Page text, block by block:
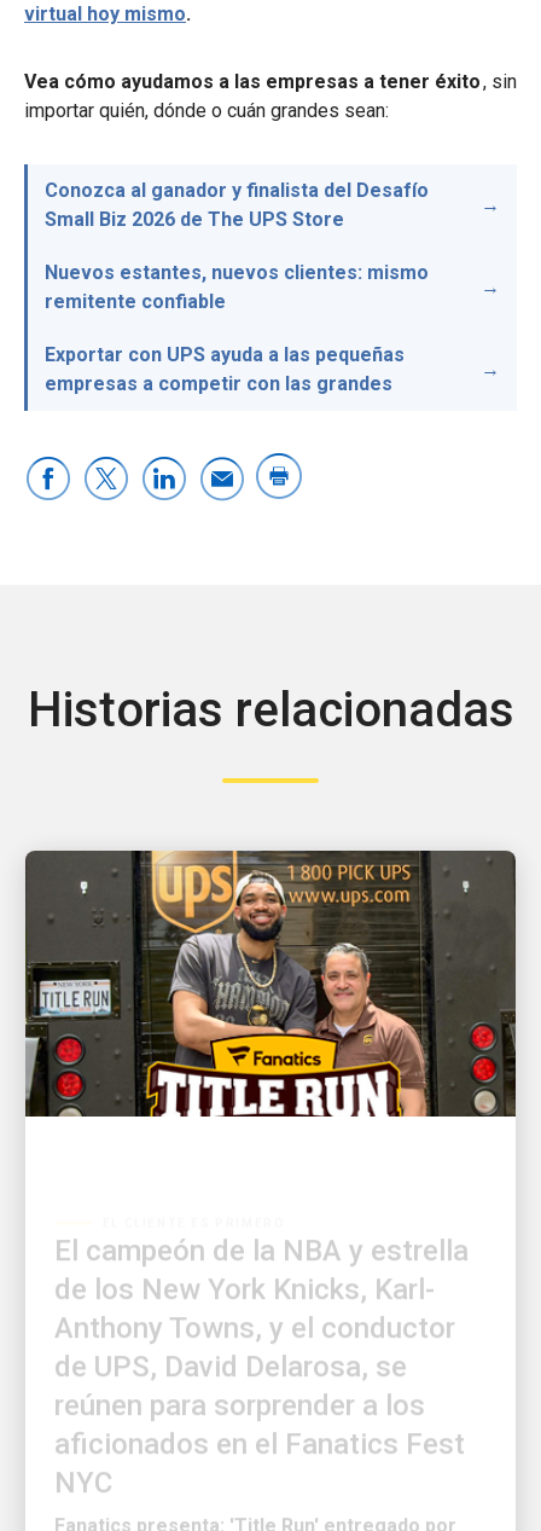
virtual hoy mismo.
Vea cómo ayudamos a las empresas a tener éxito, sin
importar quién, dónde o cuán grandes sean:
Conozca al ganador y finalista del Desafío
Small Biz 2026 de The UPS Store
Nuevos estantes, nuevos clientes: mismo
remitente confiable
Exportar con UPS ayuda a las pequeñas
empresas a competir con las grandes
Historias relacionadas
de los New York Knicks, Karl-
Anthony Towns, y el conductor
de UPS, David Delarosa, se
reúnen para sorprender a los
aficionados en el Fanatics Fest
NYC
Fanatics presenta: 'Title Run' entregado por
UPS, producido por Fanatics Studios